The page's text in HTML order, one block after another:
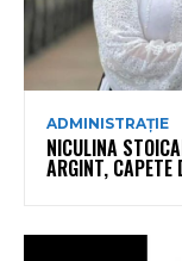
ADMINISTRAȚIE
NICULINA
ARGINT, CAPETE